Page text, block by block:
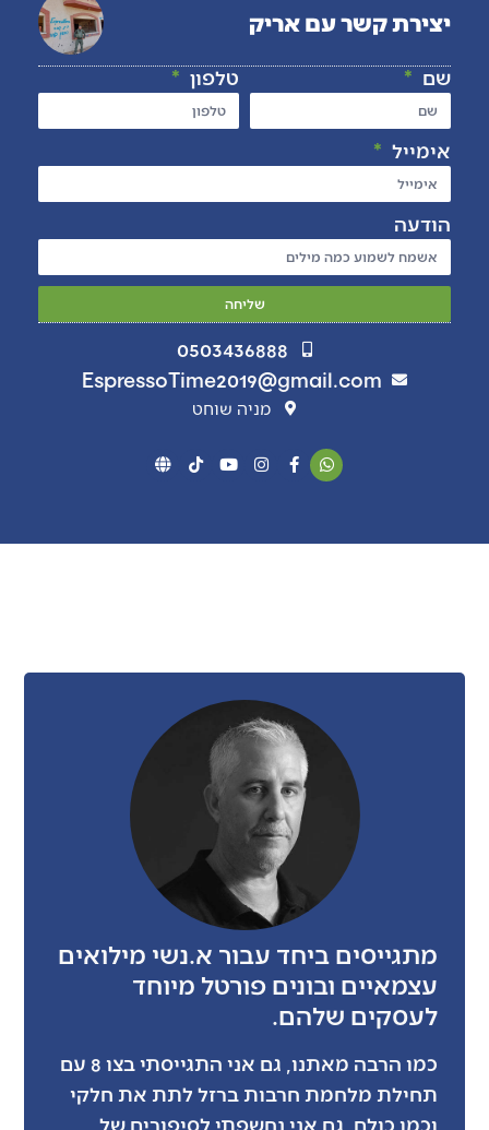
יצירת קשר עם אריק
שם טלפון
אימייל
הודעה
שליחה
0503436888
EspressoTime2019@gmail.com
מניה שוחט
מתגייסים ביחד עבור א.נשי מילואים
עצמאיים ובונים פורטל מיוחד
לעסקים שלהם.
כמו הרבה מאתנו, גם אני התגייסתי בצו 8 עם
תחילת מלחמת חרבות ברזל לתת את חלקי
וכמו כולם, גם אני נחשפתי לסיפורים של